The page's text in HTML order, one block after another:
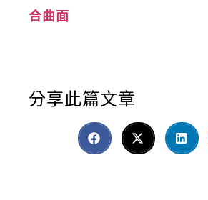
合曲面
分享此篇文章